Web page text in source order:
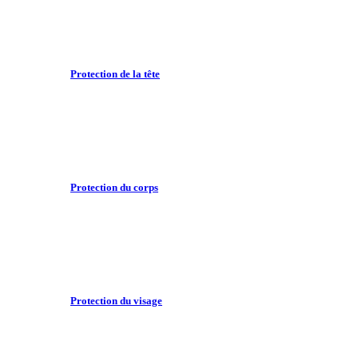
Protection de la tête
Protection du corps
Protection du visage